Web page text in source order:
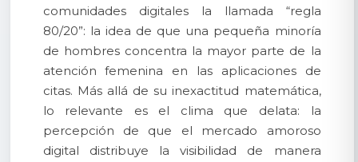
comunidades digitales la llamada “regla
80/20”: la idea de que una pequeña minoría
de hombres concentra la mayor parte de la
atención femenina en las aplicaciones de
citas. Más allá de su inexactitud matemática,
lo relevante es el clima que delata: la
percepción de que el mercado amoroso
digital distribuye la visibilidad de manera